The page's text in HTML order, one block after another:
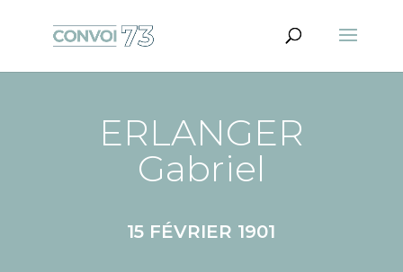
ERLANGER
Gabriel
15 FÉVRIER 1901